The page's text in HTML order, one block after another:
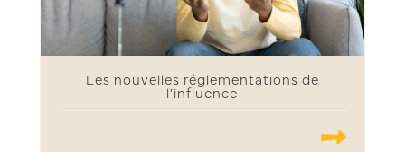
Les nouvelles réglementations de
l’influence
.......